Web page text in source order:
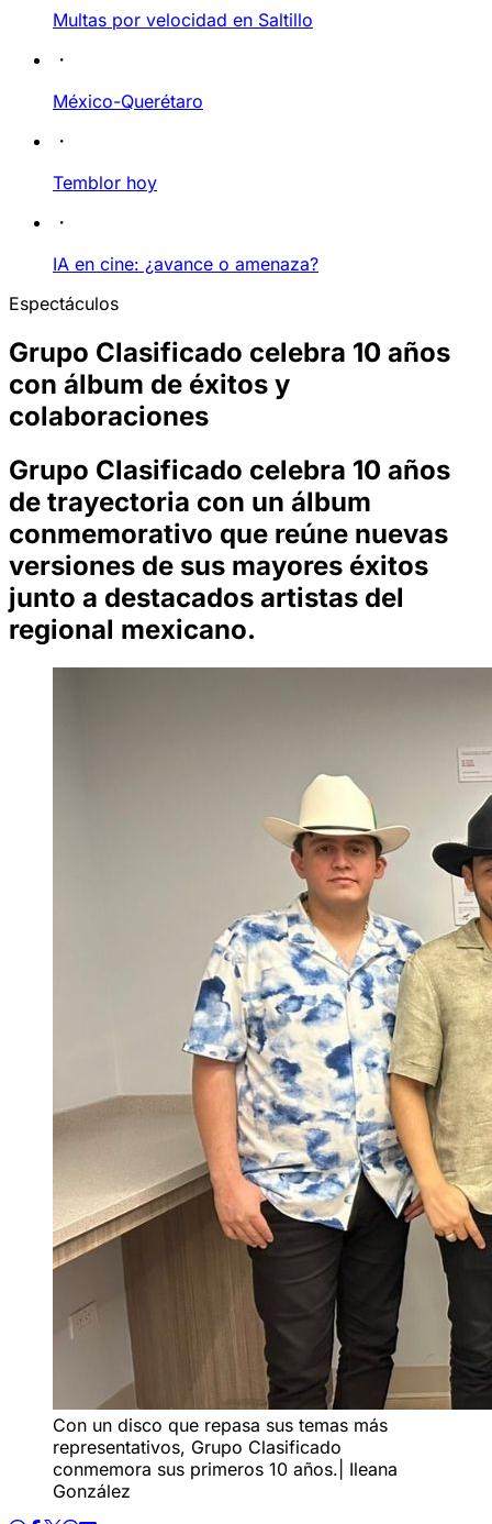
Multas por velocidad en Saltillo
México-Querétaro
Temblor hoy
IA en cine: ¿avance o amenaza?
Espectáculos
Grupo Clasificado celebra 10 años
con álbum de éxitos y
colaboraciones
Grupo Clasificado celebra 10 años
de trayectoria con un álbum
conmemorativo que reúne nuevas
versiones de sus mayores éxitos
junto a destacados artistas del
regional mexicano.
Con un disco que repasa sus temas más
representativos, Grupo Clasificado
conmemora sus primeros 10 años.| Ileana
González